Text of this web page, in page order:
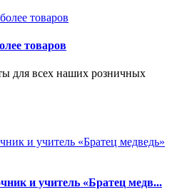
товаров
для всех наших розничных
и учитель «Братец медв...